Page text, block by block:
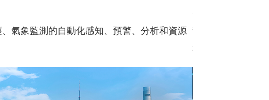
，數字化改革應急管理，實現更科學的險情預測
效率的指揮和協同工作。